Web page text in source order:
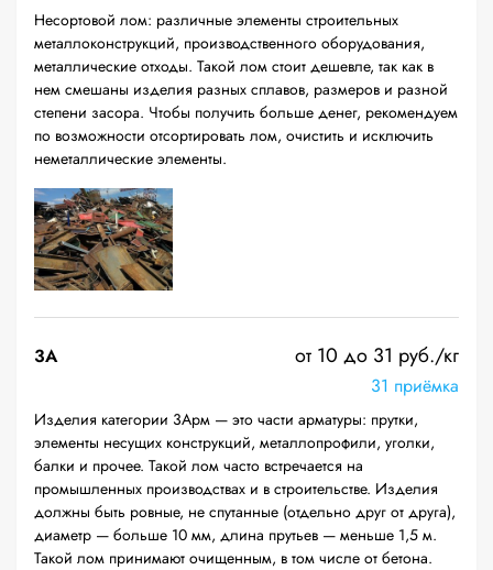
Несортовой лом: различные элементы строительных
металлоконструкций, производственного оборудования,
металлические отходы. Такой лом стоит дешевле, так как в
нем смешаны изделия разных сплавов, размеров и разной
степени засора. Чтобы получить больше денег, рекомендуем
по возможности отсортировать лом, очистить и исключить
неметаллические элементы.
3А от 10 до 31 руб./кг
31 приёмка
Изделия категории 3Арм — это части арматуры: прутки,
элементы несущих конструкций, металлопрофили, уголки,
балки и прочее. Такой лом часто встречается на
промышленных производствах и в строительстве. Изделия
должны быть ровные, не спутанные (отдельно друг от друга),
диаметр — больше 10 мм, длина прутьев — меньше 1,5 м.
Такой лом принимают очищенным, в том числе от бетона.